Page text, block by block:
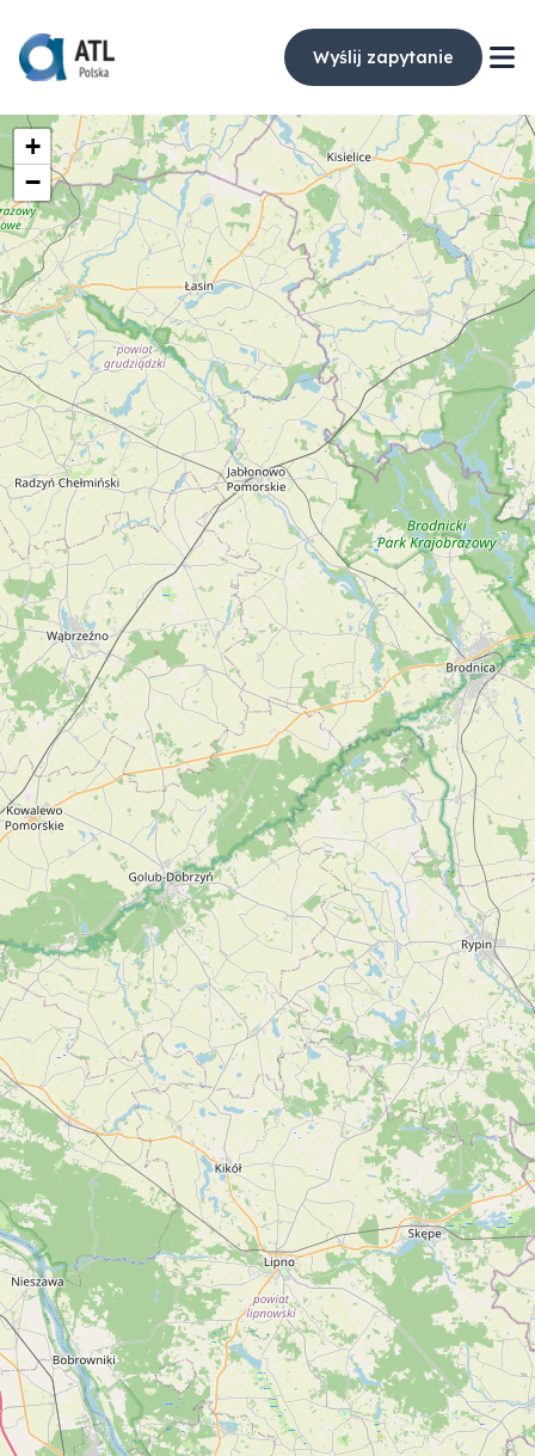
Wyślij zapytanie
+
−